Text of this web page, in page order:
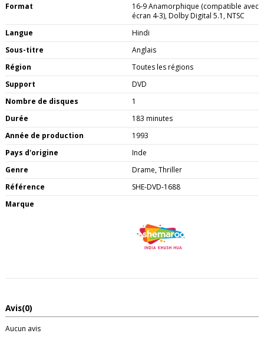
Format
16-9 Anamorphique (compatible avec
écran 4-3), Dolby Digital 5.1, NTSC
Langue
Hindi
Sous-titre
Anglais
Région
Toutes les régions
Support
DVD
Nombre de disques
1
Durée
183 minutes
Année de production
1993
Pays d'origine
Inde
Genre
Drame, Thriller
Référence
SHE-DVD-1688
Marque
Avis(0)
Aucun avis